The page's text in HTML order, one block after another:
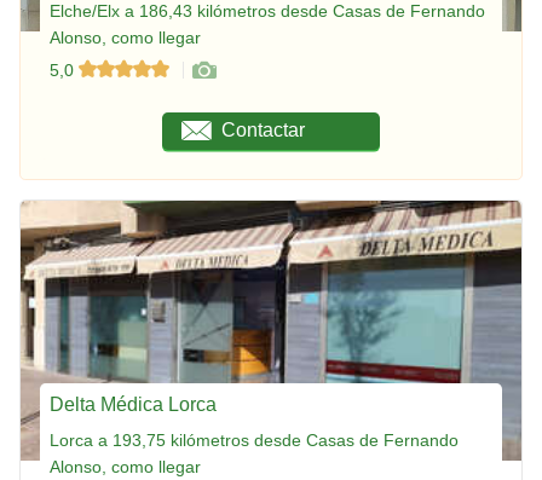
Elche/Elx a 186,43 kilómetros desde Casas de Fernando
Alonso, como llegar
5,0
Contactar
Delta Médica Lorca
Lorca a 193,75 kilómetros desde Casas de Fernando
Alonso, como llegar